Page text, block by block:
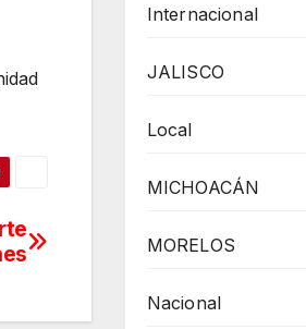
Internacional
JALISCO
Local
MICHOACÁN
MORELOS
Nacional